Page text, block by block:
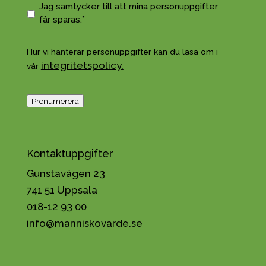
s
o
ä
n
a
h
t
r
i
n
a
Jag samtycker till att mina personuppgifter
får sparas.*
Hur vi hanterar personuppgifter kan du läsa om i
vår integritetspolicy.
Prenumerera
Kontaktuppgifter
Gunstavägen 23
741 51 Uppsala
018-12 93 00
info@manniskovarde.se